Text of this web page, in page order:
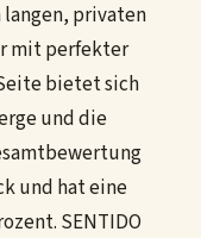
langen, privaten
mit perfekter
bietet sich
und die
und hat eine
SENTIDO